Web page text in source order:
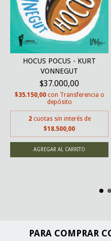
HOCUS POCUS - KURT
VONNEGUT
$37.000,00
$35.150,00 con Transferencia o
depósito
2 cuotas sin interés de
$18.500,00
PARA COMPRAR